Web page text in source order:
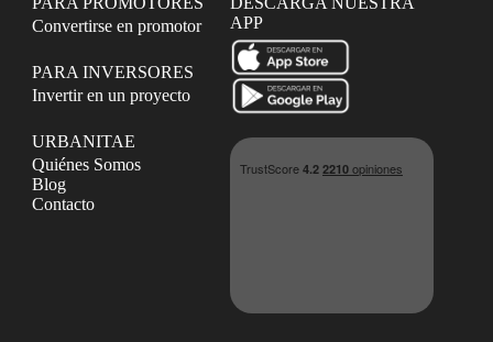
Convertirse en promotor
PARA INVERSORES
Invertir en un proyecto
URBANITAE
Quiénes Somos
Blog
Contacto
APP